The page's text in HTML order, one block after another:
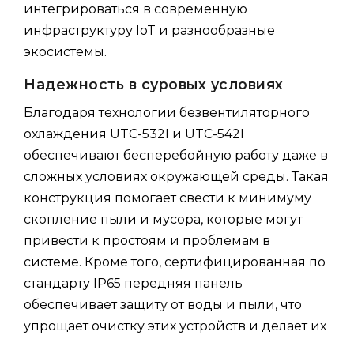
интегрироваться в современную
инфраструктуру IoT и разнообразные
экосистемы.
Надежность в суровых условиях
Благодаря технологии безвентиляторного
охлаждения UTC-532I и UTC-542I
обеспечивают бесперебойную работу даже в
сложных условиях окружающей среды. Такая
конструкция помогает свести к минимуму
скопление пыли и мусора, которые могут
привести к простоям и проблемам в
системе. Кроме того, сертифицированная по
стандарту IP65 передняя панель
обеспечивает защиту от воды и пыли, что
упрощает очистку этих устройств и делает их